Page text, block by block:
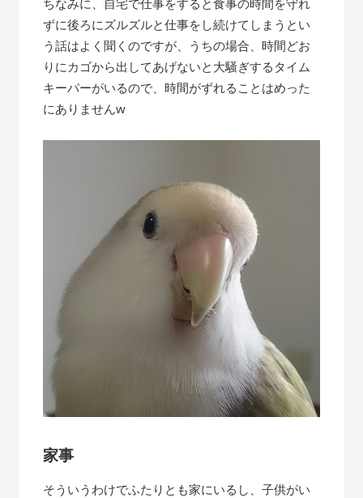
ちなみに、自宅で仕事をすると食事の時間を守れ
ずに後ろにズルズルと仕事をし続けてしまうとい
う話はよく聞くのですが、うちの場合、時間どお
りにカゴから出してあげないと大騒ぎするタイム
キーパーがいるので、時間がずれることはめった
にありませんw
家事
そういうわけでふたりとも家にいるし、子供がい